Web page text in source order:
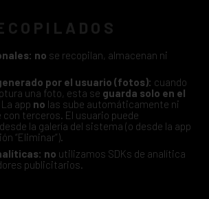
no se recopilan, almacenan ni
por el usuario (fotos): cuando
una foto, esta se guarda solo en el
La app no las sube automáticamente ni
terceros. El usuario puede
desde la galería del sistema (o desde la app
“Eliminar”).
no utilizamos SDKs de analítica
publicitarios.